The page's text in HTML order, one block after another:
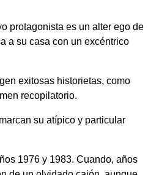
protagonista es un alter ego de
a su casa con un excéntrico
exitosas historietas, como
recopilatorio.
su atípico y particular
1976 y 1983. Cuando, años